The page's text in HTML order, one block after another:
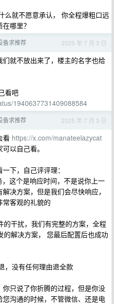
么就不愿意承认， 你全程爆粗口远
哪里？
备求推荐 2025 年 7 月 3 日
就不放出来了，楼主的名字也给
看吧
1940637731409088584
备求推荐 2025 年 7 月 3 日
看 https://x.com/manateelazycat
以自己看。
下，自己评评理：
这个是响应时间，不是说你上一
决方案，但是我们会尽快响应，
客观的礼貌的
干扰，我们有完整的方案，全程
解决方案， 您最后配置后也成功
，没有任何理由退全款
只说了你折腾的过程，但是你没
沟通的时候，不管微信、还是电